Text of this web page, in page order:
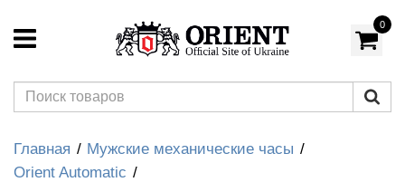
0
Главная
Мужские механические часы
Orient Automatic